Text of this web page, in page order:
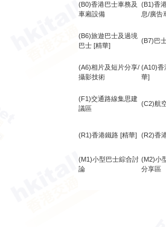
(B0)香港巴士車務及
車廂設備
(B1)香
息/廣告
(B6)旅遊巴士及過境
巴士 [精華]
(B7)巴
(A6)相片及短片分享/
攝影技術
(A10)香
華]
(F1)交通路線集思建
議區
(C2)航
(R1)香港鐵路 [精華] (R2)香
(M1)小型巴士綜合討
論
(M2)小
分享區